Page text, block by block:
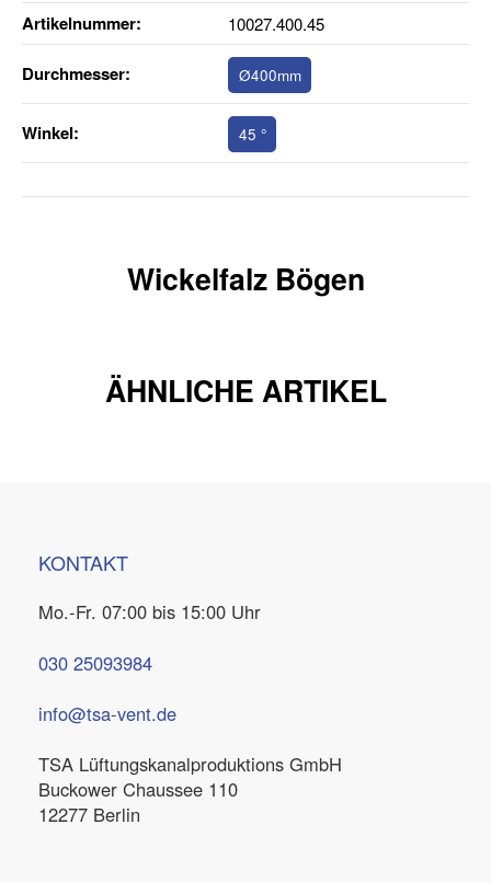
Artikelnummer: 10027.400.45
Durchmesser‍: Ø400mm
Winkel‍: 45 °
Wickelfalz Bögen
ÄHNLICHE ARTIKEL
KONTAKT
Mo.-Fr. 07:00 bis 15:00 Uhr
030 25093984
info@tsa-vent.de
TSA Lüftungskanal­produktions GmbH
Buckower Chaussee 110
12277 Berlin